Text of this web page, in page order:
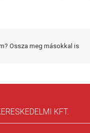
Ossza meg másokkal is
KFT.